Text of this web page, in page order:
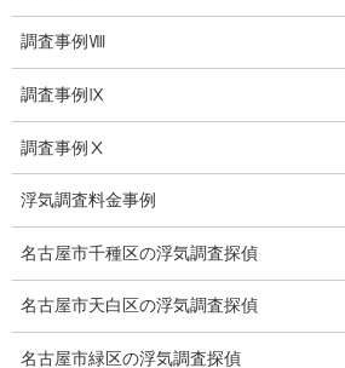
社員の行動調査
行動調査
法人調査
企業調査
愛知探偵
愛知県探偵
調査事例Ⅷ
調査事例Ⅸ
調査事例Ⅹ
浮気調査料金事例
名古屋市千種区の浮気調査探偵
名古屋市天白区の浮気調査探偵
名古屋市緑区の浮気調査探偵